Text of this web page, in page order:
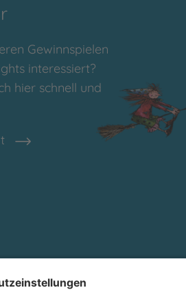
Gewinnspielen
interessiert?
hier schnell und